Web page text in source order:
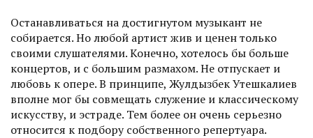
Останавливаться на достигнутом музыкант не
собирается. Но любой артист жив и ценен только
своими слушателями. Конечно, хотелось бы больше
концертов, и с большим размахом. Не отпускает и
любовь к опере. В принципе, Жулдызбек Утешкалиев
вполне мог бы совмещать служение и классическому
искусству, и эстраде. Тем более он очень серьезно
относится к подбору собственного репертуара.